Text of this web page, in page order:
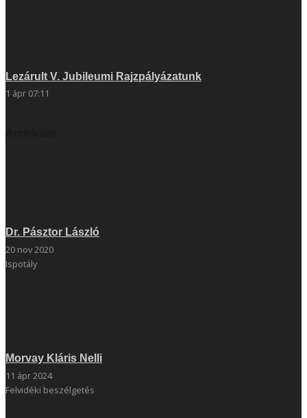
Lezárult V. Jubileumi Rajzpályázatunk
1 ápr 07:11
Dr. Pásztor László
20 nov 2020
Ispotály
Morvay Kláris Nelli
11 ápr 2024
Felvidéki beszélgetés